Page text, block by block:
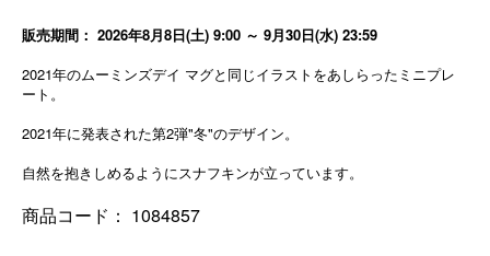
販売期間： 2026年8月8日(土) 9:00 ～ 9月30日(水) 23:59
2021年のムーミンズデイ マグと同じイラストをあしらったミニプレ
ート。
2021年に発表された第2弾"冬"のデザイン。
自然を抱きしめるようにスナフキンが立っています。
商品コード： 1084857